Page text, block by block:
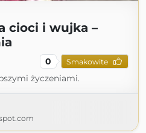
cioci i wujka –
0 Smakowite
życzeniami.